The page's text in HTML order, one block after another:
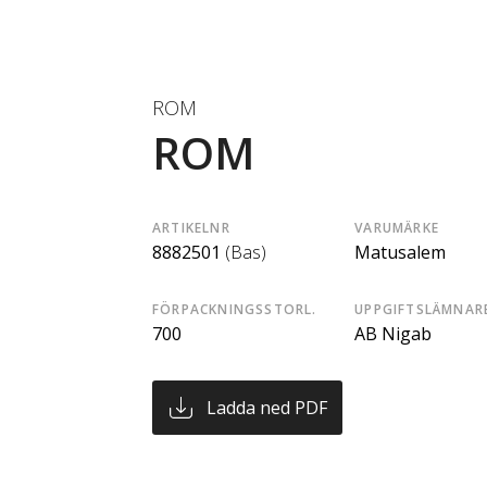
ROM
ROM
ARTIKELNR
8882501 (Bas)
VARUMÄRKE
Matusalem
FÖRPACKNINGSSTORL.
700 AB Nigab
Ladda ned PDF